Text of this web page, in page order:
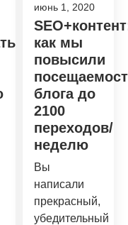
июнь 1, 2020
как мы
повысили
блога до
2100
переходов/
неделю
Вы
написали
прекрасный,
убедительный